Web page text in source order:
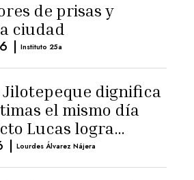
de prisas y
ciudad
| Instituto 25a
dignifica
el mismo día
Lucas logra
| Lourdes Álvarez Nájera